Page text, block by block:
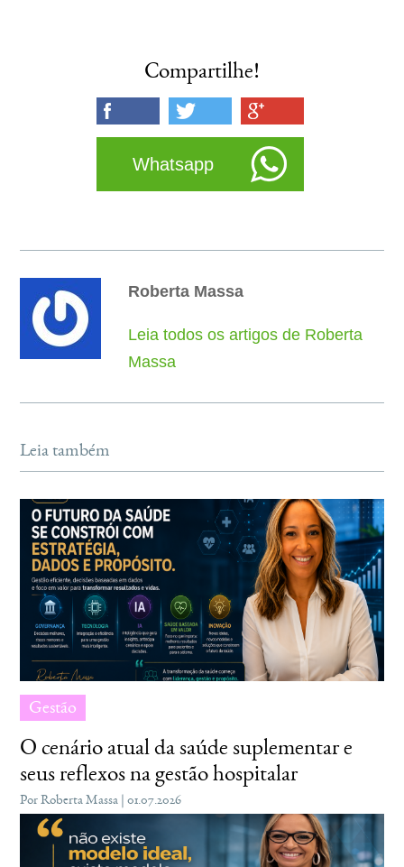
Compartilhe!
Whatsapp
Roberta Massa
Leia todos os artigos de Roberta
Massa
Leia também
Gestão
O cenário atual da saúde suplementar e
seus reflexos na gestão hospitalar
Por Roberta Massa | 01.07.2026